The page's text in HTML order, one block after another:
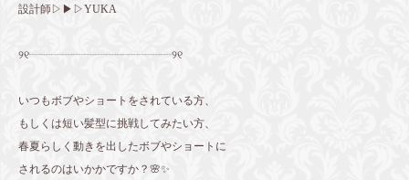
設計師▷▶▷YUKA
୨୧┈┈┈┈┈┈┈┈┈┈┈┈┈୨୧
いつもボブやショートをされている方、
もしくは短い髪型に挑戦してみたい方、
春夏らしく動きを出したボブやショートに
されるのはいかかですか？🌸✨